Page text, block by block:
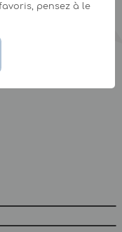
pensez à le